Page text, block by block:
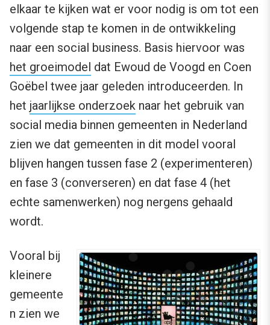
elkaar te kijken wat er voor nodig is om tot een
volgende stap te komen in de ontwikkeling
naar een social business. Basis hiervoor was
het groeimodel dat Ewoud de Voogd en Coen
Goëbel twee jaar geleden introduceerden. In
het jaarlijkse onderzoek naar het gebruik van
social media binnen gemeenten in Nederland
zien we dat gemeenten in dit model vooral
blijven hangen tussen fase 2 (experimenteren)
en fase 3 (converseren) en dat fase 4 (het
echte samenwerken) nog nergens gehaald
wordt.
Vooral bij
kleinere
gemeente
n zien we